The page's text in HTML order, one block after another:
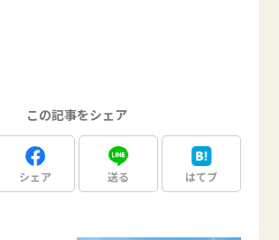
この記事をシェア
シェア 送る はてブ